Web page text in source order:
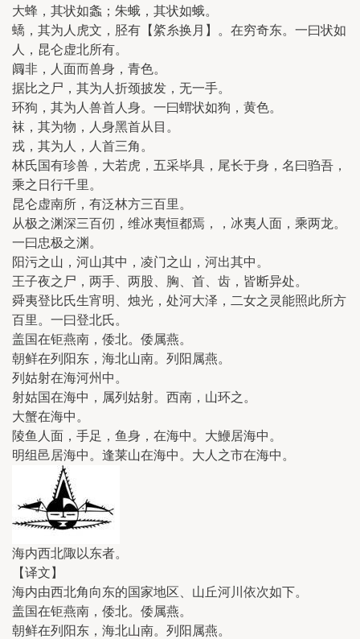
大蜂，其状如螽；朱蛾，其状如蛾。
蟜，其为人虎文，胫有【綮糸换月】。在穷奇东。一曰状如
人，昆仑虚北所有。
阘非，人面而兽身，青色。
据比之尸，其为人折颈披发，无一手。
环狗，其为人兽首人身。一曰蝟状如狗，黄色。
袜，其为物，人身黑首从目。
戎，其为人，人首三角。
林氏国有珍兽，大若虎，五采毕具，尾长于身，名曰驺吾，
乘之日行千里。
昆仑虚南所，有泛林方三百里。
从极之渊深三百仞，维冰夷恒都焉，，冰夷人面，乘两龙。
一曰忠极之渊。
阳污之山，河山其中，凌门之山，河出其中。
王子夜之尸，两手、两股、胸、首、齿，皆断异处。
舜夷登比氏生宵明、烛光，处河大泽，二女之灵能照此所方
百里。一曰登北氏。
盖国在钜燕南，倭北。倭属燕。
朝鲜在列阳东，海北山南。列阳属燕。
列姑射在海河州中。
射姑国在海中，属列姑射。西南，山环之。
大蟹在海中。
陵鱼人面，手足，鱼身，在海中。大鯾居海中。
明组邑居海中。逢莱山在海中。大人之市在海中。
海内西北陬以东者。
【译文】
海内由西北角向东的国家地区、山丘河川依次如下。
盖国在钜燕南，倭北。倭属燕。
朝鲜在列阳东，海北山南。列阳属燕。